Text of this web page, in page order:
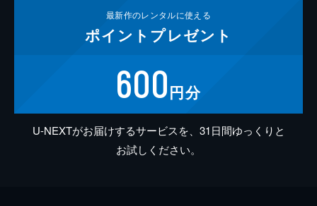
最新作のレンタルに使える
ポイント プレゼント
600円分
U-NEXTがお届けするサービスを、31日間ゆっくりと
お試しください。